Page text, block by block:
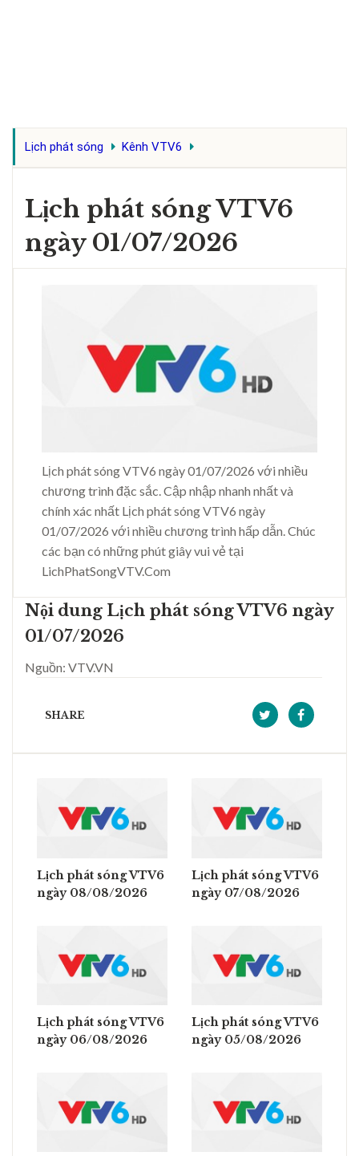
Lịch phát sóng Kênh VTV6
Lịch phát sóng VTV6
ngày 01/07/2026
Lịch phát sóng VTV6 ngày 01/07/2026 với nhiều
chương trình đặc sắc. Cập nhập nhanh nhất và
chính xác nhất Lịch phát sóng VTV6 ngày
01/07/2026 với nhiều chương trình hấp dẫn. Chúc
các bạn có những phút giây vui vẻ tại
LichPhatSongVTV.Com
Nội dung Lịch phát sóng VTV6 ngày
01/07/2026
Nguồn: VTV.VN
SHARE
Lịch phát sóng VTV6
ngày 08/08/2026
Lịch phát sóng VTV6
ngày 07/08/2026
Lịch phát sóng VTV6
ngày 06/08/2026
Lịch phát sóng VTV6
ngày 05/08/2026